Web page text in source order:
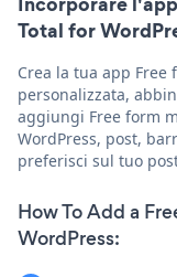
Total for
Crea la tua app Free
personalizzata,
aggiungi Free form
WordPress, post,
preferisci sul tuo
How To Add a
WordPress: